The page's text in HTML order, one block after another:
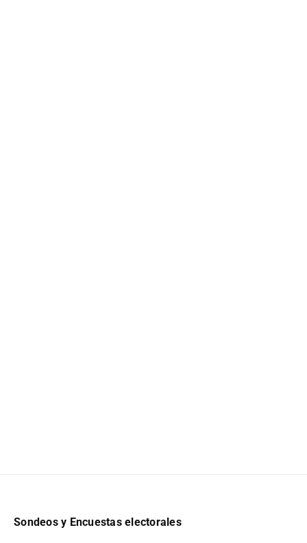
Sondeos y Encuestas electorales